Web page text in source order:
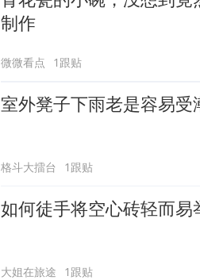
制作
微微看点 1跟贴
室外凳子下雨老是容易受
格斗大擂台 1跟贴
如何徒手将空心砖轻而易
大姐在旅途 1跟贴